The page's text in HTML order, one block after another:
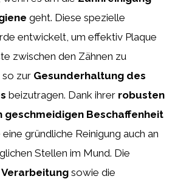
geht. Diese spezielle
entwickelt, um effektiv Plaque
zwischen den Zähnen zu
zur Gesunderhaltung des
beizutragen. Dank ihrer robusten
geschmeidigen Beschaffenheit
gründliche Reinigung auch an
Stellen im Mund. Die
sowie die